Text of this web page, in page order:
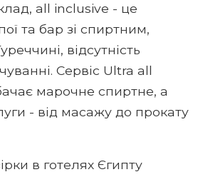
all inclusive - це
та бар зі спиртним,
відсутність
Сервіс Ultra all
марочне спиртне, а
- від масажу до прокату
в готелях Єгипту